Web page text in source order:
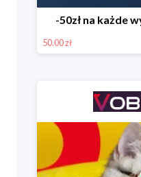
-50zł na każde
50.00 zł